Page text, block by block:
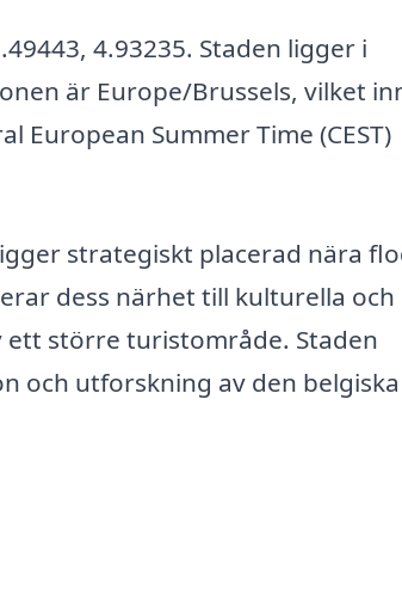
4.93235. Staden ligger i
är Europe/Brussels, vilket
European Summer Time (CEST)
strategiskt placerad nära
dess närhet till kulturella och
ett större turistområde. Staden
och utforskning av den belgiska